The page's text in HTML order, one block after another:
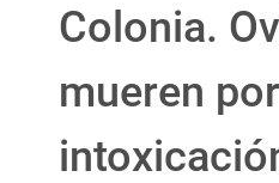
Colonia.
mueren por